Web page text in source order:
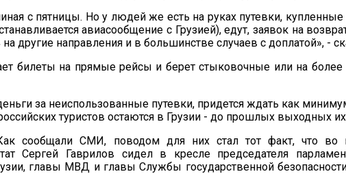
с пятницы. Но у людей же есть на руках путевки, купленные
авиасообщение с Грузией), едут, заявок на
другие направления и в большинстве случаев с доплатой», -
билеты на прямые рейсы и берет стыковочные или на
за неиспользованные путевки, придется ждать как
туристов остаются в Грузии - до прошлых выходных
сообщали СМИ, поводом для них стал тот факт, что во
Сергей Гаврилов сидел в кресле председателя
главы МВД и главы Службы государственной